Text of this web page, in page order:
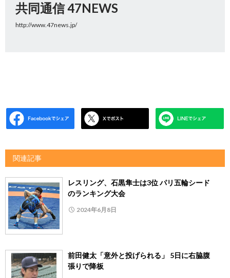
共同通信 47NEWS
http://www.47news.jp/
関連記事
レスリング、石黒隼士は3位 パリ五輪シード
のランキング大会
2024年6月8日
前田健太「意外と投げられる」 5日に右脇腹
張りで降板